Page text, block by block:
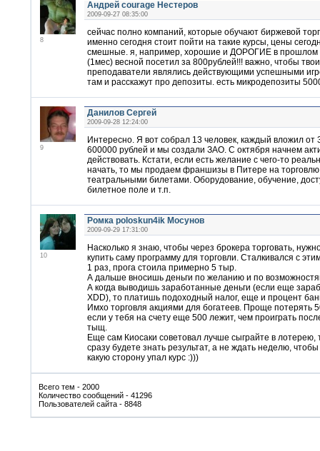
8
Андрей courage Нестеров
2009-09-27 08:35:00
сейчас полно компаний, которые обучают биржевой
именно сегодня стоит пойти на такие курсы, цены
смешные. я, например, хорошие и ДОРОГИЕ в прошлом
(1мес) весной посетил за 800рублей!!! важно, чтобы твои
преподаватели являлись действующими успешными
там и расскажут про депозиты. есть микродепозиты
9
Данилов Сергей
2009-09-28 12:24:00
Интересно. Я вот собрал 13 человек, каждый вложил от
600000 рублей и мы создали ЗАО. С октября начнем
действовать. Кстати, если есть желание с чего-то
начать, то мы продаем франшизы в Питере на торговлю
театральными билетами. Оборудование, обучение,
билетное поле и т.п.
10
Ромка poloskun4ik Мосунов
2009-09-29 17:31:00
Насколько я знаю, чтобы через брокера торговать,
купить саму программу для торговли. Сталкивался с
1 раз, прога стоила примерно 5 тыр.
А дальше вносишь деньги по желанию и по
А когда выводишь заработанные деньги (если еще
XDD), то платишь подоходный налог, еще и процент
Имхо торговля акциями для богатеев. Проще потерять
если у тебя на счету еще 500 лежит, чем проиграть
тыщ.
Еще сам Киосаки советовал лучше сыграйте в лотерею,
сразу будете знать результат, а не ждать неделю, чтобы
какую сторону упал курс :)))
Всего тем - 2000
Количество сообщений - 41296
Пользователей сайта - 8848